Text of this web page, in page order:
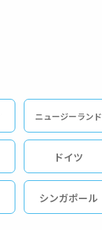
ニュージーランド
ドイツ
シンガポール